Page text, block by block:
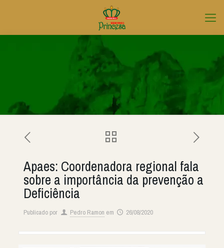
Apaes: Coordenadora regional fala
sobre a importância da prevenção a
Deficiência
Publicado por Pedro Ramon em 26/08/2020